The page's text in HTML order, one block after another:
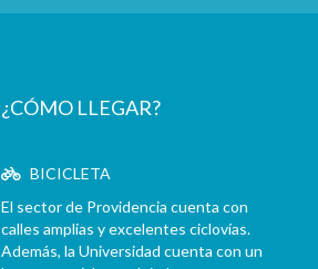
¿CÓMO LLEGAR?
BICICLETA
El sector de Providencia cuenta con
calles amplias y excelentes ciclovías.
Además, la Universidad cuenta con un